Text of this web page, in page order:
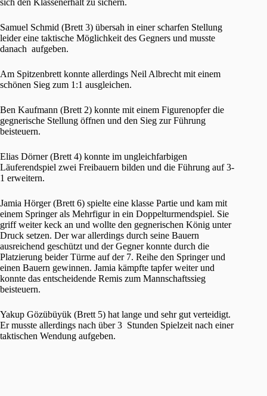
sich den Klassenerhalt zu sichern.
Samuel Schmid (Brett 3) übersah in einer scharfen Stellung
leider eine taktische Möglichkeit des Gegners und musste
danach aufgeben.
Am Spitzenbrett konnte allerdings Neil Albrecht mit einem
schönen Sieg zum 1:1 ausgleichen.
Ben Kaufmann (Brett 2) konnte mit einem Figurenopfer die
gegnerische Stellung öffnen und den Sieg zur Führung
beisteuern.
Elias Dörner (Brett 4) konnte im ungleichfarbigen
Läuferendspiel zwei Freibauern bilden und die Führung auf 3-
1 erweitern.
Jamia Hörger (Brett 6) spielte eine klasse Partie und kam mit
einem Springer als Mehrfigur in ein Doppelturmendspiel. Sie
griff weiter keck an und wollte den gegnerischen König unter
Druck setzen. Der war allerdings durch seine Bauern
ausreichend geschützt und der Gegner konnte durch die
Platzierung beider Türme auf der 7. Reihe den Springer und
einen Bauern gewinnen. Jamia kämpfte tapfer weiter und
konnte das entscheidende Remis zum Mannschaftssieg
beisteuern.
Yakup Gözübüyük (Brett 5) hat lange und sehr gut verteidigt.
Er musste allerdings nach über 3 Stunden Spielzeit nach einer
taktischen Wendung aufgeben.